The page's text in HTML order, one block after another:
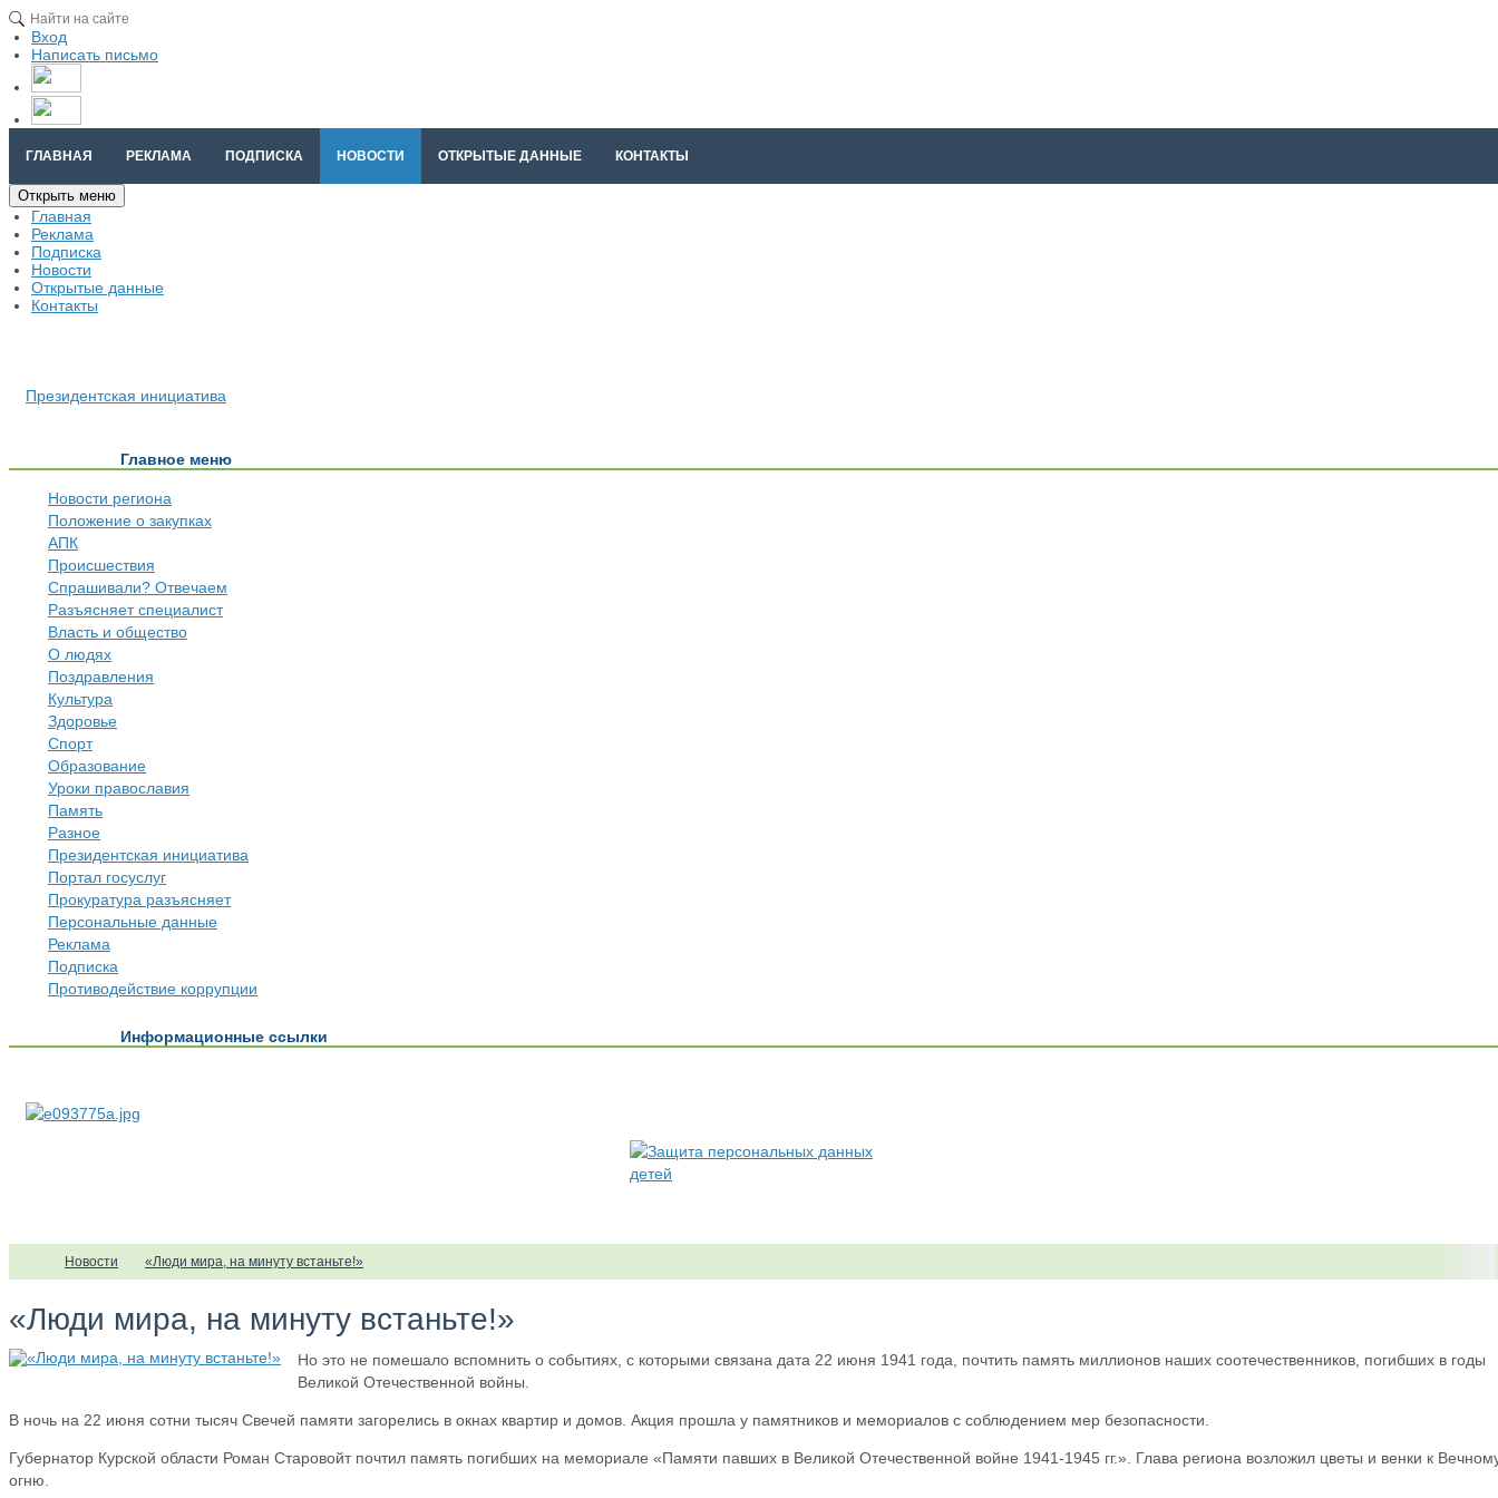
Вход
Написать письмо
ГЛАВНАЯ РЕКЛАМА ПОДПИСКА НОВОСТИ ОТКРЫТЫЕ ДАННЫЕ КОНТАКТЫ
Открыть меню
Главная
Реклама
Подписка
Новости
Открытые данные
Контакты
Президентская инициатива
Главное меню
Новости региона
Положение о закупках
АПК
Происшествия
Спрашивали? Отвечаем
Разъясняет специалист
Власть и общество
О людях
Поздравления
Культура
Здоровье
Спорт
Образование
Уроки православия
Память
Разное
Президентская инициатива
Портал госуслуг
Прокуратура разъясняет
Персональные данные
Реклама
Подписка
Противодействие коррупции
Информационные ссылки
Новости «Люди мира, на минуту встаньте!»
«Люди мира, на минуту встаньте!»
Но это не помешало вспомнить о событиях, с которыми связана дата 22 июня 1941 года, почтить память миллионов наших соотечественников, погибших в годы
Великой Отечественной войны.
В ночь на 22 июня сотни тысяч Свечей памяти загорелись в окнах квартир и домов. Акция прошла у памятников и мемориалов с соблюдением мер безопасности.
Губернатор Курской области Роман Старовойт почтил память погибших на мемориале «Памяти павших в Великой Отечественной войне 1941-1945 гг.». Глава региона возложил цветы и венки к
огню.